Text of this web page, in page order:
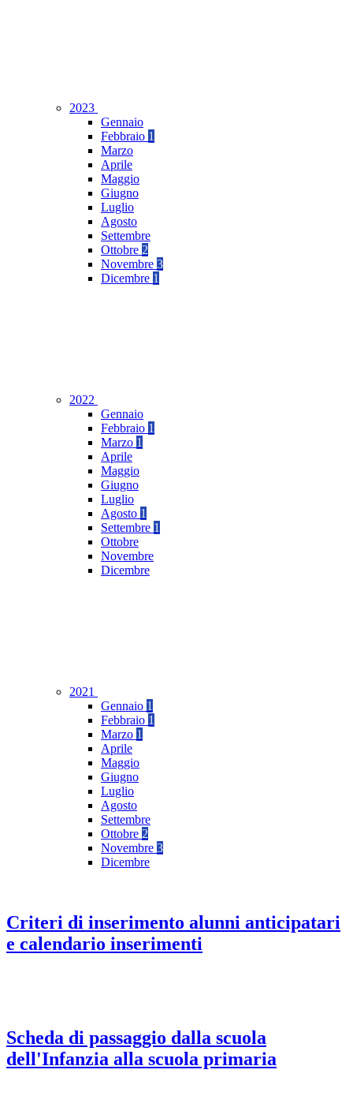
2023
Gennaio
Febbraio 1
Marzo
Aprile
Maggio
Giugno
Luglio
Agosto
Settembre
Ottobre 2
Novembre 3
Dicembre 1
2022
Gennaio
Febbraio 1
Marzo 1
Aprile
Maggio
Giugno
Luglio
Agosto 1
Settembre 1
Ottobre
Novembre
Dicembre
2021
Gennaio 1
Febbraio 1
Marzo 1
Aprile
Maggio
Giugno
Luglio
Agosto
Settembre
Ottobre 2
Novembre 3
Dicembre
Criteri di inserimento alunni anticipatari
e calendario inserimenti
Scheda di passaggio dalla scuola
dell'Infanzia alla scuola primaria